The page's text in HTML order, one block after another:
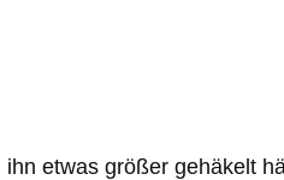
etwas größer gehäkelt